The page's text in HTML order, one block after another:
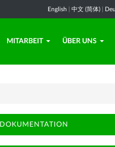
English 中文 (简体)
MITARBEIT ÜBER UNS
DOKUMENTATION